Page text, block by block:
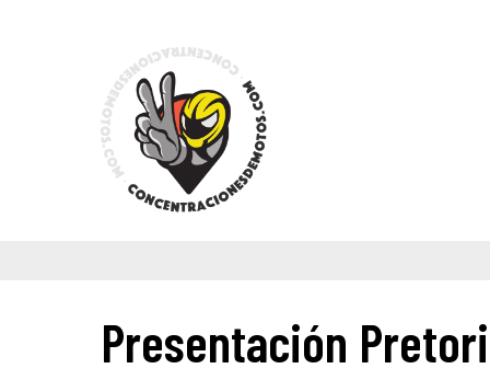
Presentación